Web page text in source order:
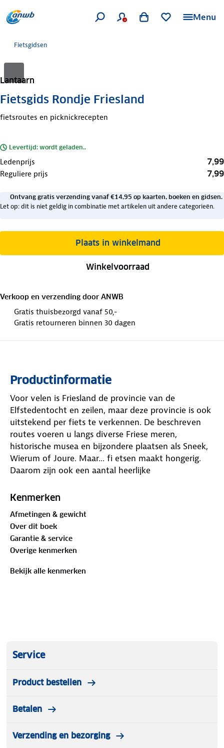
Menu
Fietsgidsen
Lantaarn
Fietsgids Rondje Friesland
fietsroutes en picknickrecepten
Levertijd: wordt geladen..
Ledenprijs 7,99
Reguliere prijs 7,99
Ontvang gratis verzending vanaf €14,95 op kaarten, boeken en gidsen.
Let op: dit is niet geldig in combinatie met artikelen uit andere categorieën.
Plaats in winkelmand
Winkelvoorraad
Verkoop en verzending door ANWB
Gratis thuisbezorgd vanaf 50,-
Gratis retourneren binnen 30 dagen
Productinformatie
Voor velen is Friesland de provincie van de
Elfstedentocht en zeilen, maar deze provincie is ook
uitstekend per fiets te verkennen. De beschreven
routes voeren u langs diverse Friese meren,
historische musea en bijzondere plaatsen als Sneek,
Wierum of Joure. Maar... fi etsen maakt hongerig.
Daarom zijn ook een aantal heerlijke
Kenmerken
Afmetingen & gewicht
Over dit boek
Garantie & service
Overige kenmerken
Bekijk alle kenmerken
Service
Product bestellen
Betalen
Verzending en bezorging